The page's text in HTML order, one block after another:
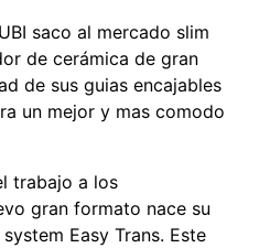
saco al mercado slim
de cerámica de gran
de sus guias encajables
un mejor y mas comodo
trabajo a los
gran formato nace su
Easy Trans. Este